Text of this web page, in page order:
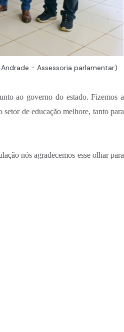
- Assessoria parlamentar)
ao governo do estado. Fizemos a
setor de educação melhore, tanto para
nós agradecemos esse olhar para